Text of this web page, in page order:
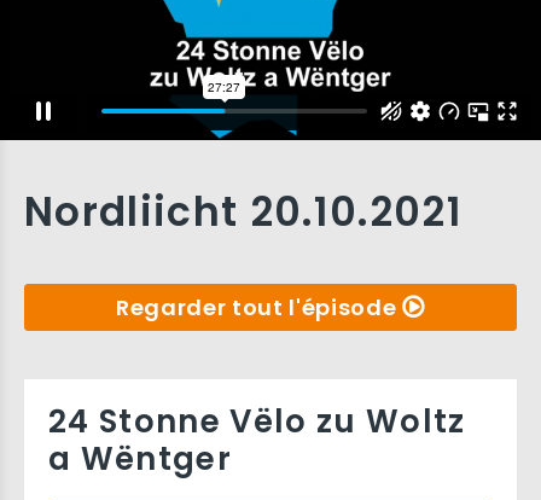
Nordliicht 20.10.2021
Regarder tout l'épisode
24 Stonne Vëlo zu Woltz
a Wëntger